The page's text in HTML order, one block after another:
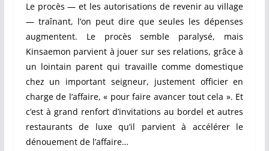
Le procès — et les autorisations de revenir au village
— traînant, l’on peut dire que seules les dépenses
augmentent. Le procès semble paralysé, mais
Kinsaemon parvient à jouer sur ses relations, grâce à
un lointain parent qui travaille comme domestique
chez un important seigneur, justement officier en
charge de l’affaire, « pour faire avancer tout cela ». Et
c’est à grand renfort d’invitations au bordel et autres
restaurants de luxe qu’il parvient à accélérer le
dénouement de l’affaire…